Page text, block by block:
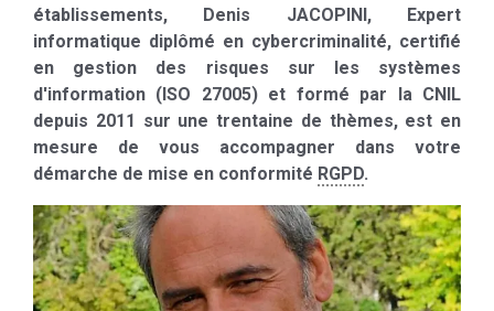
établissements, Denis JACOPINI, Expert
informatique diplômé en cybercriminalité, certifié
en gestion des risques sur les systèmes
d'information (ISO 27005) et formé par la CNIL
depuis 2011 sur une trentaine de thèmes, est en
mesure de vous accompagner dans votre
démarche de mise en conformité RGPD.